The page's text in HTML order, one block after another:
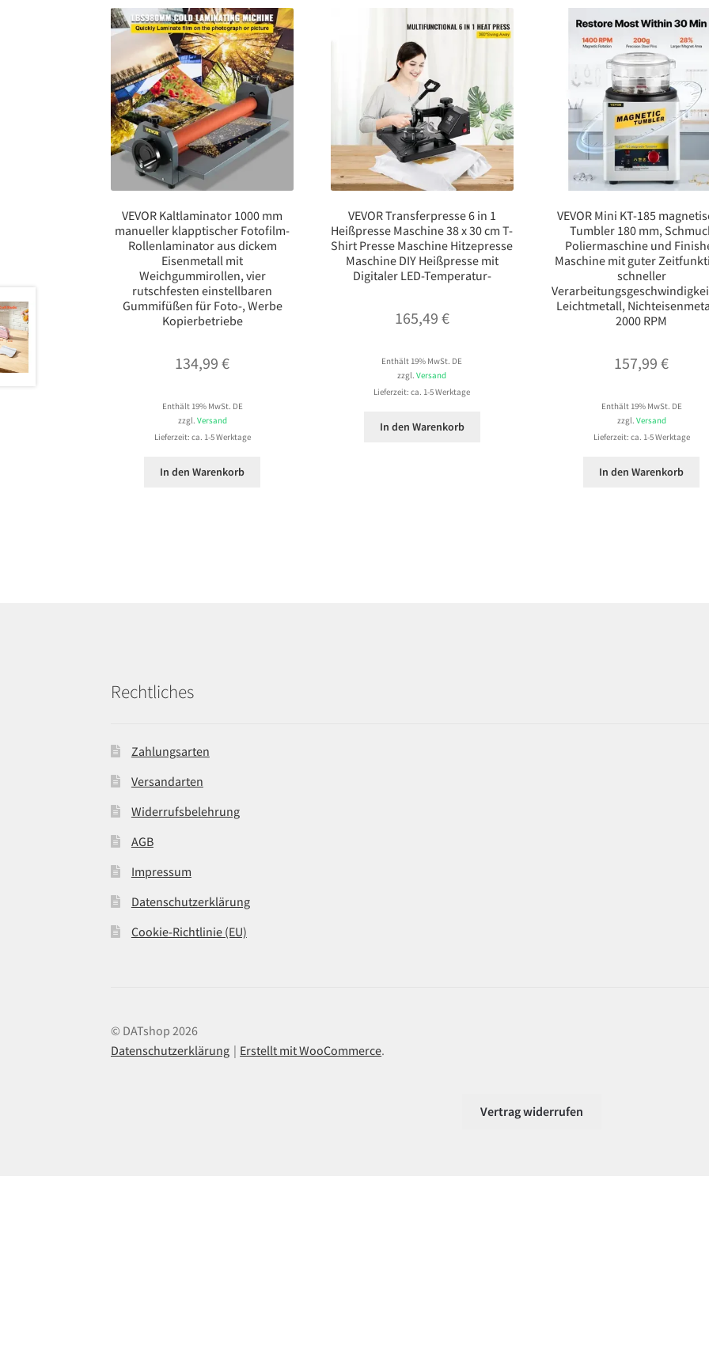
VEVOR Kaltlaminator 1000 mm
manueller klapptischer Fotofilm-
Rollenlaminator aus dickem
Eisenmetall mit
Weichgummirollen, vier
rutschfesten einstellbaren
Gummifüßen für Foto-, Werbe
Kopierbetriebe
134,99€
Enthält 19% MwSt. DE
zzgl. Versand
Lieferzeit: ca. 1-5 Werktage
In den Warenkorb
VEVOR Transferpresse 6 in 1
Heißpresse Maschine 38 x 30 cm T-
Shirt Presse Maschine Hitzepresse
Maschine DIY Heißpresse mit
Digitaler LED-Temperatur-
165,49 €
Enthält 19% MwSt. DE
zzgl.Versand
Lieferzeit: ca. 1-5 Werktage
In den Warenkorb
VEVOR Mini KT-185
Tumbler 180 mm,
Poliermaschine und
Maschine mit guter
schneller
Leichtmetall,
2000 RPM
157,99€
Enthält 19% MwSt. DE
zzgl. Versand
Lieferzeit: ca. 1-5 Werktage
In den Warenkorb
Rechtliches
Zahlungsarten
Versandarten
Widerrufsbelehrung
AGB
Impressum
Datenschutzerklärung
Cookie-Richtlinie (EU)
© DATshop 2026
Datenschutzerklärung
Erstellt mit WooCommerce.
Vertrag widerrufen